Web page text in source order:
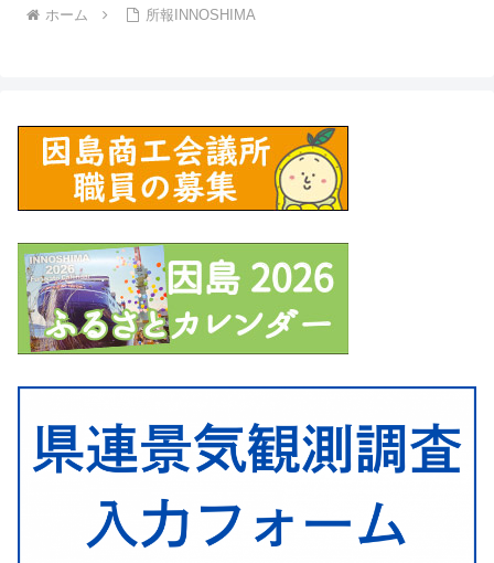
ホーム 所報INNOSHIMA